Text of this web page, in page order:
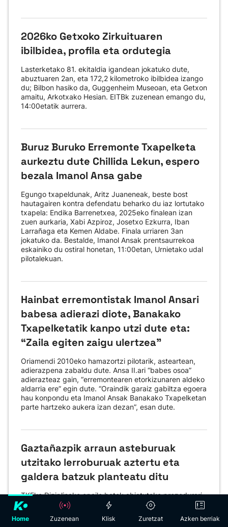
2026ko Getxoko Zirkuituaren
ibilbidea, profila eta ordutegia
Lasterketako 81. ekitaldia igandean jokatuko dute,
abuztuaren 2an, eta 172,2 kilometroko ibilbidea izango
du; Bilbon hasiko da, Guggenheim Museoan, eta Getxon
amaitu, Arkotxako Hesian. EITBk zuzenean emango du,
14:00etatik aurrera.
Buruz Buruko Erremonte Txapelketa
aurkeztu dute Chillida Lekun, espero
bezala Imanol Ansa gabe
Egungo txapeldunak, Aritz Juaneneak, beste bost
hautagairen kontra defendatu beharko du iaz lortutako
txapela: Endika Barrenetxea, 2025eko finalean izan
zuen aurkaria, Xabi Azpiroz, Josetxo Ezkurra, Iban
Larrañaga eta Kemen Aldabe. Finala urriaren 3an
jokatuko da. Bestalde, Imanol Ansak prentsaurrekoa
eskainiko du ostiral honetan, 11:00etan, Urnietako udal
pilotalekuan.
Hainbat erremontistak Imanol Ansari
babesa adierazi diote, Banakako
Txapelketatik kanpo utzi dute eta:
“Zaila egiten zaigu ulertzea”
Oriamendi 2010eko hamazortzi pilotarik, asteartean,
adierazpena zabaldu dute. Ansa II.ari “babes osoa”
adierazteaz gain, “erremontearen etorkizunaren aldeko
aldarria ere” egin dute. “Oraindik garaiz gabiltza egoera
hau konpondu eta Imanol Ansak Banakako Txapelketan
parte hartzeko aukera izan dezan”, esan dute.
Gaztañazpik arraun asteburuak
utzitako lerroburuak aztertu eta
galdera batzuk planteatu ditu
TKEko Diziplinako epaile batek abiatutako prozedurari
buruz, "zigortzen badituzte ez naiz harrituko", esan du
San Juan garaiz egon arren?", galdetu du. Bestalde,
Home Zuzenean Klisk Zuretzat Azken berriak